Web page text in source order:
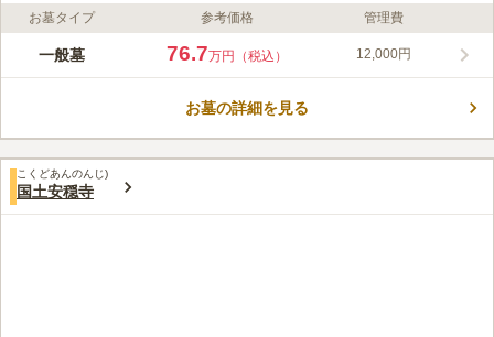
ライフドット編集部のコメント
浄土宗の寺院である西光寺が浄苑を管理しており、江戸時代初期
いわれる不動尊が、境内ある不動堂に安置されています。 在来
口コミ評価
みんなの評価
お墓タイプ 参考価格 管理費
一般墓 76.7万円（税込） 12,000円
お墓の詳細を見る
こくどあんのんじ)
国土安穏寺